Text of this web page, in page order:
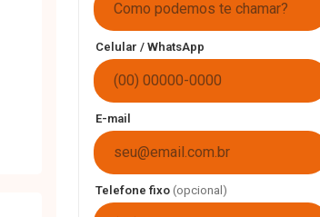
Celular / WhatsApp
E-mail
Telefone fixo (opcional)